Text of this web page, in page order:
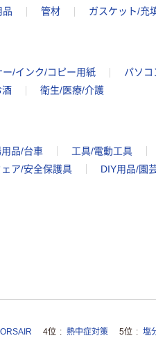
品 管材 ガスケット/充
ー/インク/コピー用紙 パソコ
酒 衛生/医療/介護
用品/台車 工具/電動工具
ア/安全保護具 DIY用品/園
4位 熱中症対策 5位 塩